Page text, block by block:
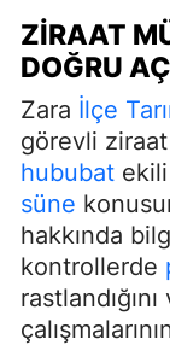
ZIRAAT
DOĞRU
Zara İlçe
görevli
hububat
süne
hakkında
kontrollerde